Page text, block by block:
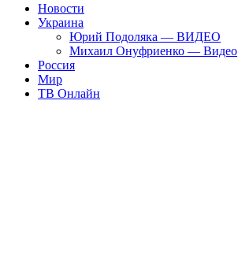
Новости
Украина
Юрий Подоляка — ВИДЕО
Михаил Онуфриенко — Видео
Россия
Мир
ТВ Онлайн